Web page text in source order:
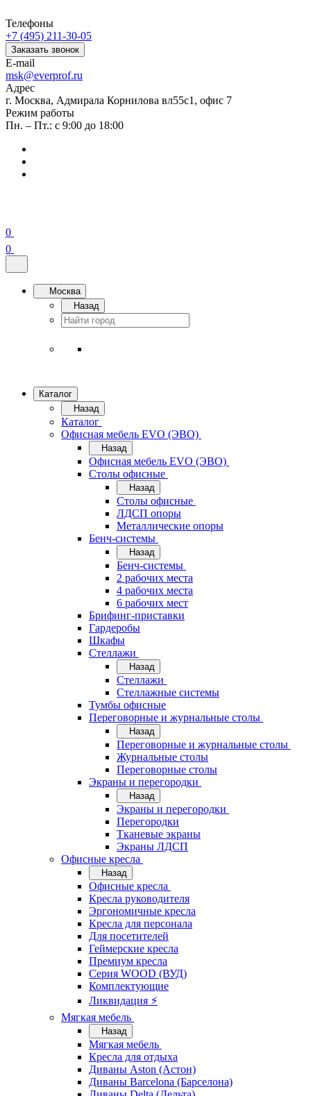
Телефоны
+7 (495) 211-30-05
Заказать звонок
E-mail
msk@everprof.ru
Адрес
г. Москва, Адмирала Корнилова вл55с1, офис 7
Режим работы
Пн. – Пт.: с 9:00 до 18:00
0
0
Москва
Назад
Каталог
Назад
Каталог
Офисная мебель EVO (ЭВО)
Назад
Офисная мебель EVO (ЭВО)
Cтолы офисные
Назад
Cтолы офисные
ЛДСП опоры
Металлические опоры
Бенч-системы
Назад
Бенч-системы
2 рабочих места
4 рабочих места
6 рабочих мест
Брифинг-приставки
Гардеробы
Шкафы
Стеллажи
Назад
Стеллажи
Стеллажные системы
Тумбы офисные
Переговорные и журнальные столы
Назад
Переговорные и журнальные столы
Журнальные столы
Переговорные столы
Экраны и перегородки
Назад
Экраны и перегородки
Перегородки
Тканевые экраны
Экраны ЛДСП
Офисные кресла
Назад
Офисные кресла
Кресла руководителя
Эргономичные кресла
Кресла для персонала
Для посетителей
Геймерские кресла
Премиум кресла
Серия WOOD (ВУД)
Комплектующие
Ликвидация ⚡
Мягкая мебель
Назад
Мягкая мебель
Кресла для отдыха
Диваны Aston (Астон)
Диваны Barcelona (Барселона)